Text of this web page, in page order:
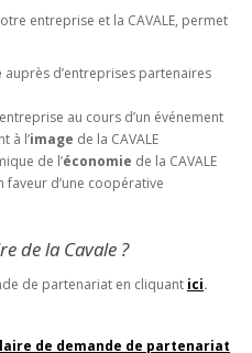
entreprise et la CAVALE, permet
auprès d’entreprises partenaires
au cours d’un événement
à l’image de la CAVALE
de l’économie de la CAVALE
faveur d’une coopérative
de la Cavale ?
de partenariat en cliquant ici.
de demande de partenariat